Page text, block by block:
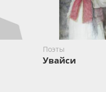
Поэты
Увайси